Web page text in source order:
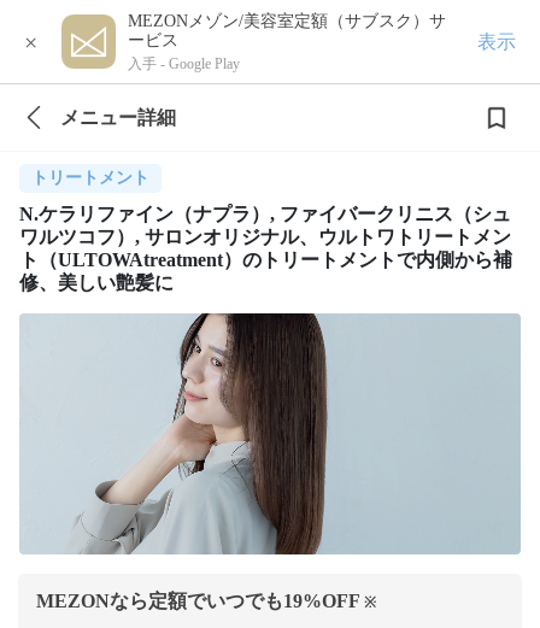
×
MEZONメゾン/美容室定額（サブスク）サ
ービス
入手 - Google Play
表示
メニュー詳細
トリートメント
N.ケラリファイン（ナプラ）, ファイバークリニス（シュ
ワルツコフ）, サロンオリジナル、ウルトワトリートメン
ト（ULTOWAtreatment）のトリートメントで内側から補
修、美しい艶髪に
MEZONなら定額でいつでも19%OFF ※